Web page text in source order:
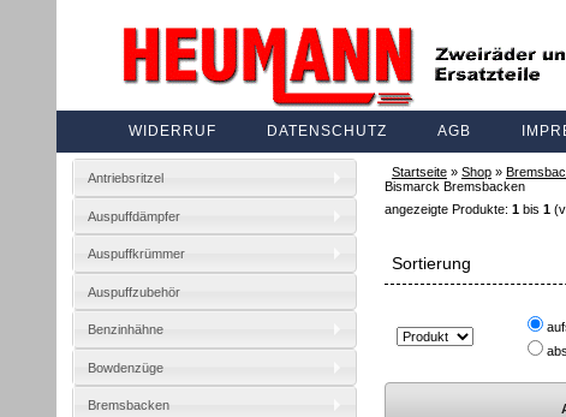
WIDERRUF DATENSCHUTZ AGB
Startseite» Shop»
Bismarck Bremsbacken
angezeigte Produkte: 1bis 1
Sortierung
Antriebsritzel
Auspuffdämpfer
Auspuffkrümmer
Auspuffzubehör
Benzinhähne
Bowdenzüge
Bremsbacken